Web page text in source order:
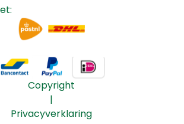
Copyright
|
Privacyverklaring